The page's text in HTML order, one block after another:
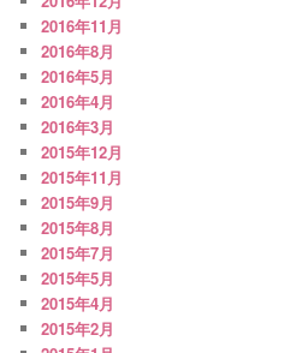
2016年11月
2016年8月
2016年5月
2016年4月
2016年3月
2015年12月
2015年11月
2015年9月
2015年8月
2015年7月
2015年5月
2015年4月
2015年2月